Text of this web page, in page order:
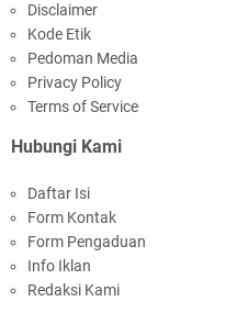
Curanmor Bersana BB
Disclaimer
Kode Etik
Pedoman Media
Privacy Policy
Terms of Service
Hubungi Kami
Daftar Isi
Form Kontak
Form Pengaduan
Info Iklan
Redaksi Kami